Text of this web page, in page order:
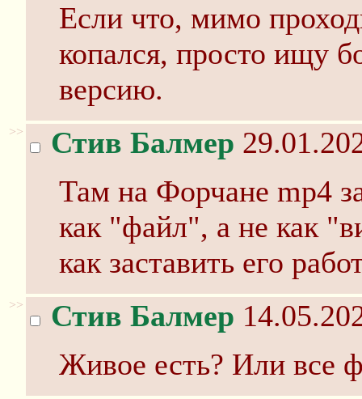
Если что, мимо
копался, просто ищу
версию.
>> Стив Балмер
Там на Форчане mp4
как "файл", а не как
как заставить его
>> Стив Балмер
Живое есть? Или все